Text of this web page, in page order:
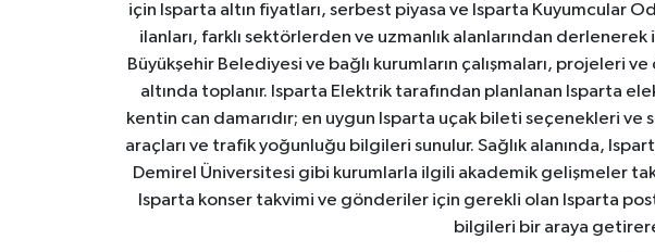
için Isparta altın fiyatları, serbest piyasa ve Isparta Kuyumcular
ilanları, farklı sektörlerden ve uzmanlık alanlarından
Büyükşehir Belediyesi ve bağlı kurumların çalışmaları, projeleri
altında toplanır. Isparta Elektrik tarafından planlanan Isparta
kentin can damarıdır; en uygun Isparta uçak bileti seçenekleri
araçları ve trafik yoğunluğu bilgileri sunulur. Sağlık alanında,
Demirel Üniversitesi gibi kurumlarla ilgili akademik gelişmeler
Isparta konser takvimi ve gönderiler için gerekli olan Isparta
bilgileri bir araya